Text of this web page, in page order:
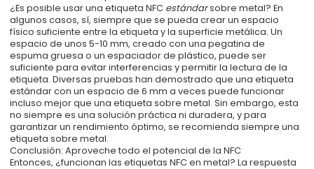
¿Es posible usar una etiqueta NFC estándarsobre metal? En
algunos casos, sí, siempre que se pueda crear un espacio
físico suficiente entre la etiqueta y la superficie metálica. Un
espacio de unos 5-10 mm, creado con una pegatina de
espuma gruesa o un espaciador de plástico, puede ser
suficiente para evitar interferencias y permitir la lectura de la
etiqueta. Diversas pruebas han demostrado que una etiqueta
estándar con un espacio de 6 mm a veces puede funcionar
incluso mejor que una etiqueta sobre metal. Sin embargo, esta
no siempre es una solución práctica ni duradera, y para
garantizar un rendimiento óptimo, se recomienda siempre una
etiqueta sobre metal.
Conclusión: Aproveche todo el potencial de la NFC
Entonces, ¿funcionan las etiquetas NFC en metal? La respuesta